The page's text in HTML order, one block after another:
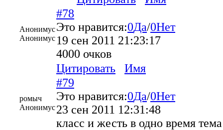
Анонимус
Анонимус
#78
Это нравится:0Да/0Нет
19 сен 2011 21:23:17
4000 очков
Цитировать
Имя
ромыч
Анонимус
#79
Это нравится:0Да/0Нет
23 сен 2011 12:31:48
класс и жесть в одно время тема